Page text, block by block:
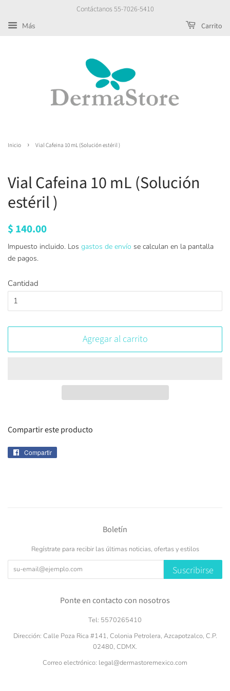
Contáctanos 55-7026-5410
Más Carrito
Inicio › Vial Cafeina 10 mL (Solución estéril )
Vial Cafeina 10 mL (Solución
estéril )
Precio
$ 140.00
oferta
Impuesto incluido. Los gastos de envío se calculan en la pantalla
de pagos.
Cantidad
Agregar al carrito
Compartir este producto
Compartir
Boletín
Regístrate para recibir las últimas noticias, ofertas y estilos
Suscribirse
Ponte en contacto con nosotros
Tel: 5570265410
Dirección: Calle Poza Rica #141, Colonia Petrolera, Azcapotzalco, C.P.
02480, CDMX.
Correo electrónico: legal@dermastoremexico.com